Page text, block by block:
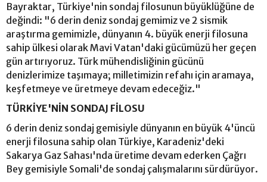
Bayraktar, Türkiye'nin sondaj filosunun büyüklüğüne de
değindi: "6 derin deniz sondaj gemimiz ve 2 sismik
araştırma gemimizle, dünyanın 4. büyük enerji filosuna
sahip ülkesi olarak Mavi Vatan'daki gücümüzü her geçen
gün artırıyoruz. Türk mühendisliğinin gücünü
denizlerimize taşımaya; milletimizin refahı için aramaya,
keşfetmeye ve üretmeye devam edeceğiz."
TÜRKİYE'NİN SONDAJ FİLOSU
6 derin deniz sondaj gemisiyle dünyanın en büyük 4'üncü
enerji filosuna sahip olan Türkiye, Karadeniz'deki
Sakarya Gaz Sahası'nda üretime devam ederken Çağrı
Bey gemisiyle Somali'de sondaj çalışmalarını sürdürüyor.